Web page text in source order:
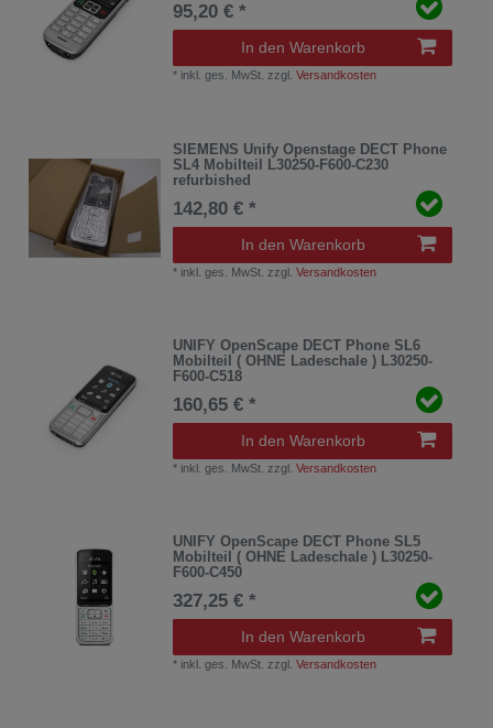
95,20 € *
In den Warenkorb
* inkl. ges. MwSt. zzgl.Versandkosten
SIEMENS Unify Openstage DECT Phone
SL4 Mobilteil L30250-F600-C230
refurbished
142,80 € *
In den Warenkorb
* inkl. ges. MwSt. zzgl.Versandkosten
UNIFY OpenScape DECT Phone SL6
Mobilteil ( OHNE Ladeschale ) L30250-
F600-C518
160,65 € *
In den Warenkorb
* inkl. ges. MwSt. zzgl.Versandkosten
UNIFY OpenScape DECT Phone SL5
Mobilteil ( OHNE Ladeschale ) L30250-
F600-C450
327,25 € *
In den Warenkorb
* inkl. ges. MwSt. zzgl.Versandkosten